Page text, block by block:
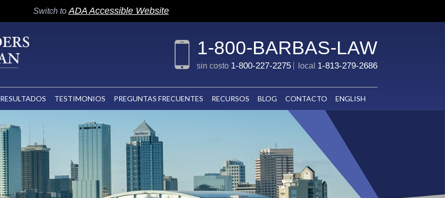
Switch to ADA Accessible Website
1-800-BARBAS-LAW
sin costo 1-800-227-2275 local 1-813-279-2686
RESULTADOS TESTIMONIOS PREGUNTAS FRECUENTES RECURSOS BLOG CONTACTO ENGLISH